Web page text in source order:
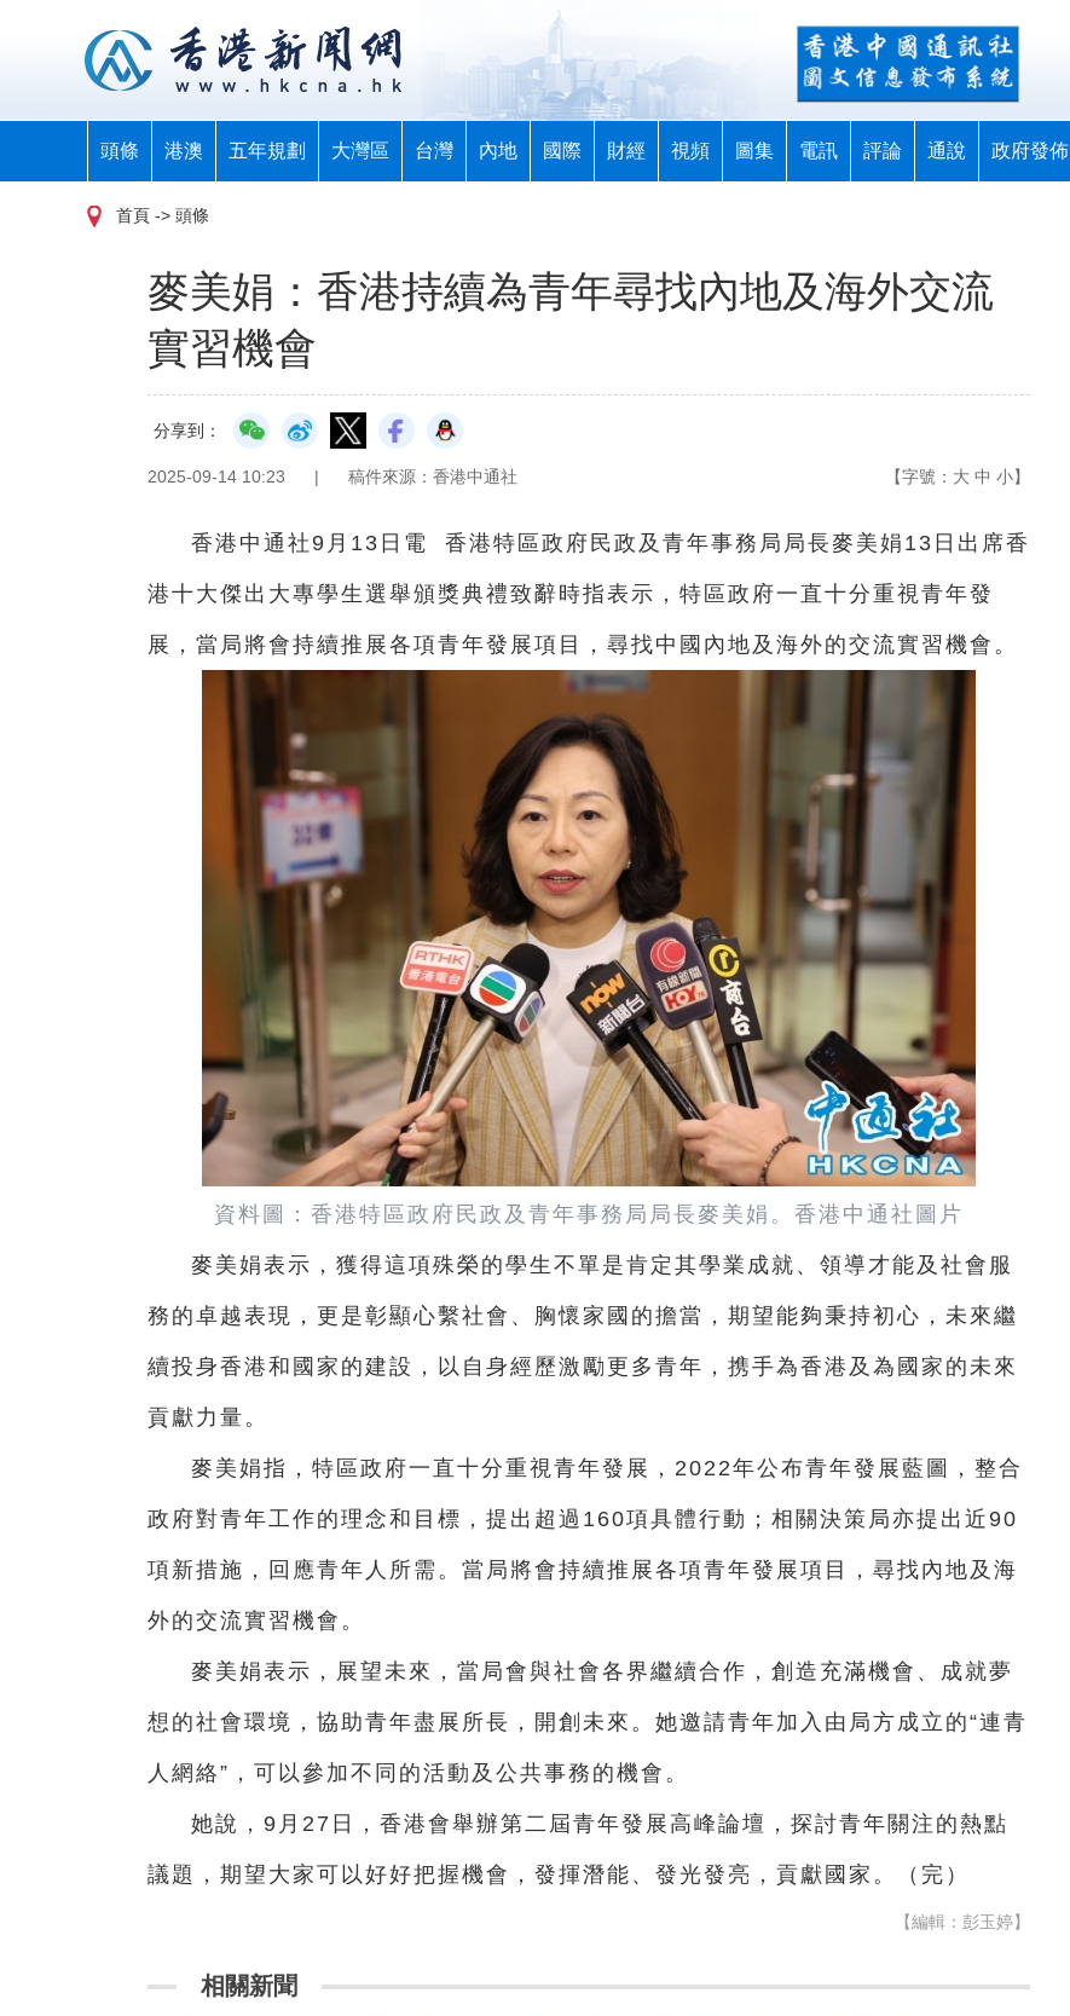
頭條 港澳 五年規劃 大灣區 台灣 內地 國際 財經 視頻 圖集 電訊 評論 通說 政府發佈
首頁 -> 頭條
麥美娟：香港持續為青年尋找內地及海外交流
實習機會
分享到：
2025-09-14 10:23 | 稿件來源：香港中通社 【字號： 大 中 小】
香港中通社9月13日電 香港特區政府民政及青年事務局局長麥美娟13日出席香
港十大傑出大專學生選舉頒獎典禮致辭時指表示，特區政府一直十分重視青年發
展，當局將會持續推展各項青年發展項目，尋找中國內地及海外的交流實習機會。
資料圖：香港特區政府民政及青年事務局局長麥美娟。香港中通社圖片
麥美娟表示，獲得這項殊榮的學生不單是肯定其學業成就、領導才能及社會服
務的卓越表現，更是彰顯心繫社會、胸懷家國的擔當，期望能夠秉持初心，未來繼
續投身香港和國家的建設，以自身經歷激勵更多青年，携手為香港及為國家的未來
貢獻力量。
麥美娟指，特區政府一直十分重視青年發展，2022年公布青年發展藍圖，整合
政府對青年工作的理念和目標，提出超過160項具體行動；相關決策局亦提出近90
項新措施，回應青年人所需。當局將會持續推展各項青年發展項目，尋找內地及海
外的交流實習機會。
麥美娟表示，展望未來，當局會與社會各界繼續合作，創造充滿機會、成就夢
想的社會環境，協助青年盡展所長，開創未來。她邀請青年加入由局方成立的“連青
人網絡”，可以參加不同的活動及公共事務的機會。
她說，9月27日，香港會舉辦第二屆青年發展高峰論壇，探討青年關注的熱點
議題，期望大家可以好好把握機會，發揮潛能、發光發亮，貢獻國家。（完）
【編輯：彭玉婷】
相關新聞